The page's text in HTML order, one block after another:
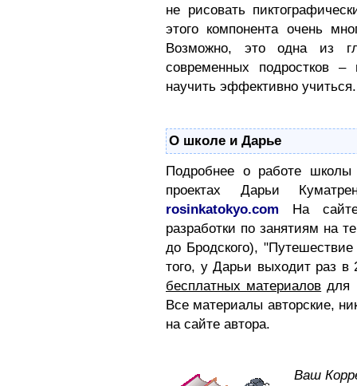
не рисовать
этого компонента очень
Возможно, это одна из
современных подростков
научить эффективно учиться.
О школе и Дарье
Подробнее о работе
проектах Дарьи
rosinkatokyo.com На
разработки по занятиям на
до Бродского),
того, у Дарьи выходит раз в
бесплатных материалов для
Все материалы авторские,
на сайте автора.
Ваш